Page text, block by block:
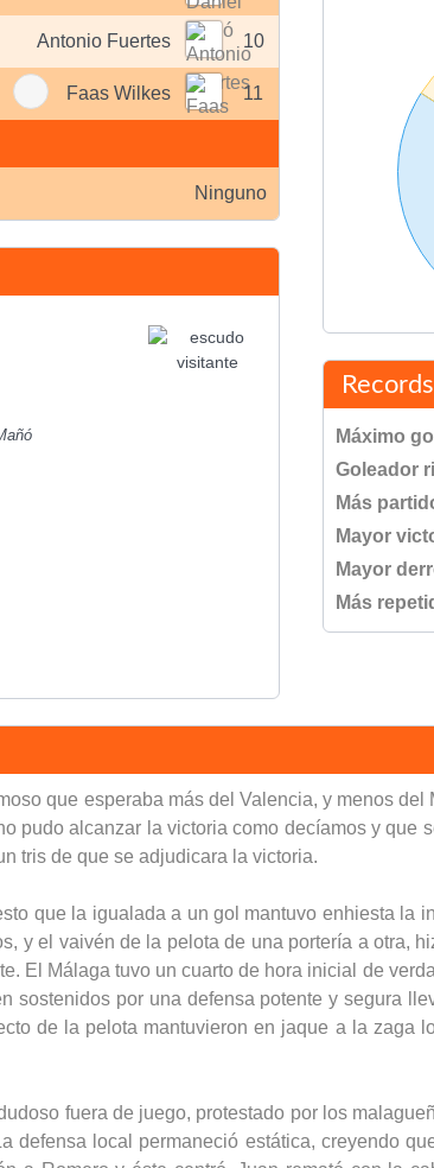
10
Antonio Fuertes
11
Faas Wilkes
Ninguno
Máximo
Goleador
Más
Mayor
Mayor
Más
que esperaba más del Valencia, y menos
pudo alcanzar la victoria como decíamos y que
tris de que se adjudicara la victoria.
que la igualada a un gol mantuvo enhiesta la
y el vaivén de la pelota de una portería a otra,
El Málaga tuvo un cuarto de hora inicial de
por una defensa potente y segura
de la pelota mantuvieron en jaque a la zaga
fuera de juego, protestado por los
local permaneció estática, creyendo